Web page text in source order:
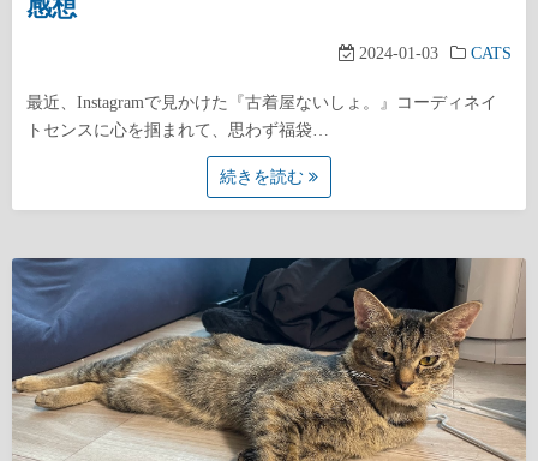
感想
2024-01-03 CATS
最近、Instagramで見かけた『古着屋ないしょ。』コーディネイ
トセンスに心を掴まれて、思わず福袋…
続きを読む